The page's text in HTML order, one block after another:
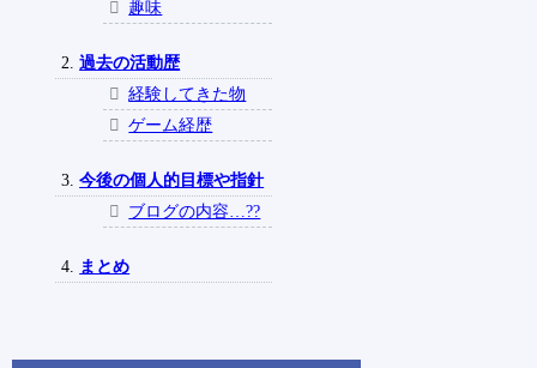
趣味
過去の活動歴
経験してきた物
ゲーム経歴
今後の個人的目標や指針
ブログの内容…??
まとめ